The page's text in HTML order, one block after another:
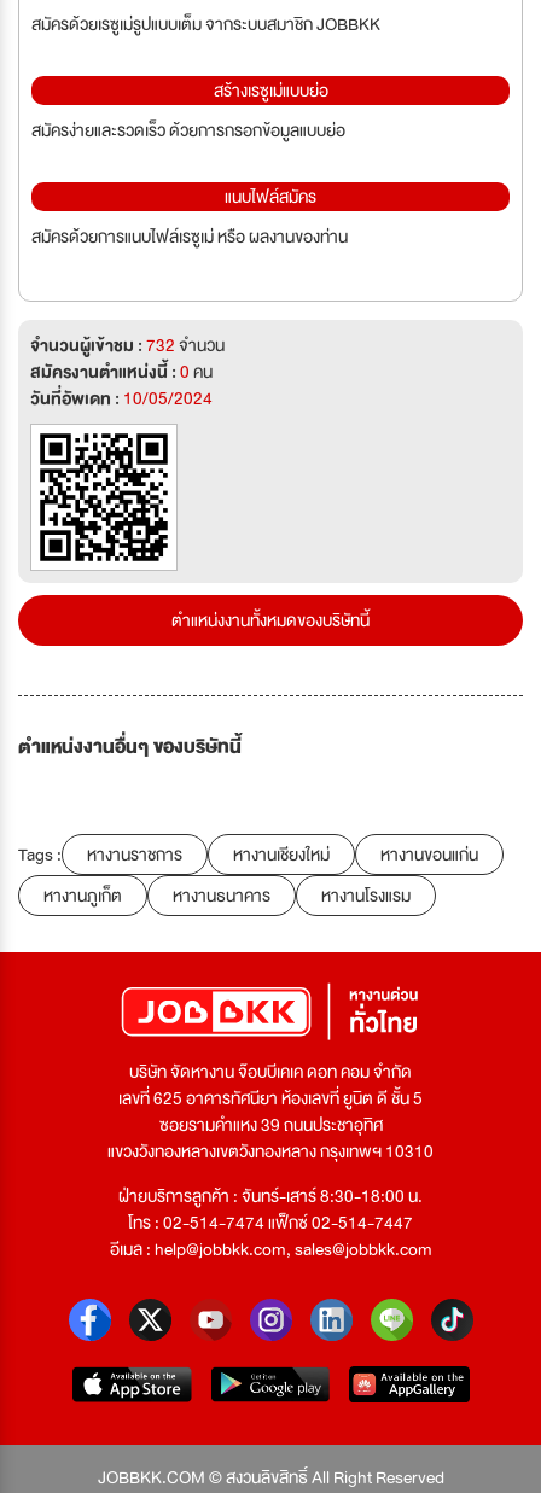
สมัครด้วยเรซูเม่รูปแบบเต็ม จากระบบสมาชิก JOBBKK
สร้างเรซูเม่แบบย่อ
สมัครง่ายและรวดเร็ว ด้วยการกรอกข้อมูลแบบย่อ
แนบไฟล์สมัคร
สมัครด้วยการแนบไฟล์เรซูเม่ หรือ ผลงานของท่าน
จำนวนผู้เข้าชม :732จำนวน
สมัครงานตำแหน่งนี้ :0คน
วันที่อัพเดท : 10/05/2024
ตำแหน่งงานทั้งหมดของบริษัทนี้
ตำแหน่งงานอื่นๆ ของบริษัทนี้
Tags : หางานราชการ หางานเชียงใหม่
หางานขอนแก่น
หางานภูเก็ต
หางานธนาคาร หางานโรงแรม
บริษัท จัดหางาน จ๊อบบีเคเค ดอท คอม จำกัด
เลขที่ 625 อาคารทัศนียา ห้องเลขที่ ยูนิต ดี ชั้น 5
ซอยรามคำแหง 39 ถนนประชาอุทิศ
แขวงวังทองหลางเขตวังทองหลาง กรุงเทพฯ 10310
ฝ่ายบริการลูกค้า : จันทร์-เสาร์ 8:30-18:00 น.
โทร : 02-514-7474 แฟ็กซ์ 02-514-7447
อีเมล :help@jobbkk.com,sales@jobbkk.com
JOBBKK.COM © สงวนลิขสิทธิ์ All Right Reserved